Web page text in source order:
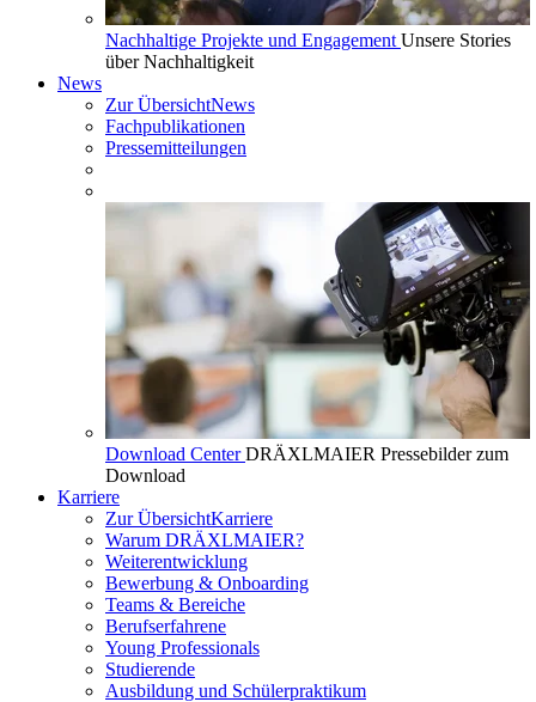
Nachhaltige Projekte und Engagement Unsere Stories
über Nachhaltigkeit
News
Zur ÜbersichtNews
Fachpublikationen
Pressemitteilungen
Download CenterDRÄXLMAIER Pressebilder zum
Download
Karriere
Zur ÜbersichtKarriere
Warum DRÄXLMAIER?
Weiterentwicklung
Bewerbung & Onboarding
Teams & Bereiche
Berufserfahrene
Young Professionals
Studierende
Ausbildung und Schülerpraktikum